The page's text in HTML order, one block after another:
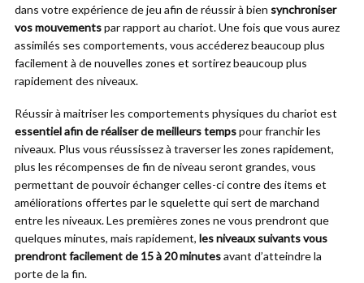
dans votre expérience de jeu afin de réussir à bien synchroniser
vos mouvementspar rapport au chariot. Une fois que vous aurez
assimilés ses comportements, vous accéderez beaucoup plus
facilement à de nouvelles zones et sortirez beaucoup plus
rapidement des niveaux.
Réussir à maitriser les comportements physiques du chariot est
essentiel afin de réaliser de meilleurs tempspour franchir les
niveaux. Plus vous réussissez à traverser les zones rapidement,
plus les récompenses de fin de niveau seront grandes, vous
permettant de pouvoir échanger celles-ci contre des items et
améliorations offertes par le squelette qui sert de marchand
entre les niveaux. Les premières zones ne vous prendront que
quelques minutes, mais rapidement, les niveaux suivants vous
prendront facilement de 15 à 20 minutesavant d’atteindre la
porte de la fin.